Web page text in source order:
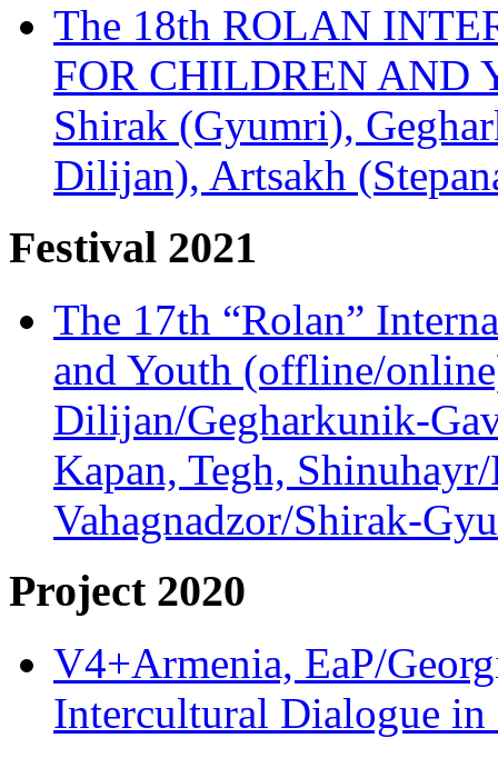
The 18th ROLAN
FOR CHILDREN AND
Shirak (Gyumri),
Dilijan), Artsakh
Festival 2021
The 17th “Rolan”
and Youth (offline/
Dilijan/Gegharkunik-
Kapan, Tegh,
Vahagnadzor/Shirak-
Project 2020
V4+Armenia, EaP/
Intercultural Dialogue